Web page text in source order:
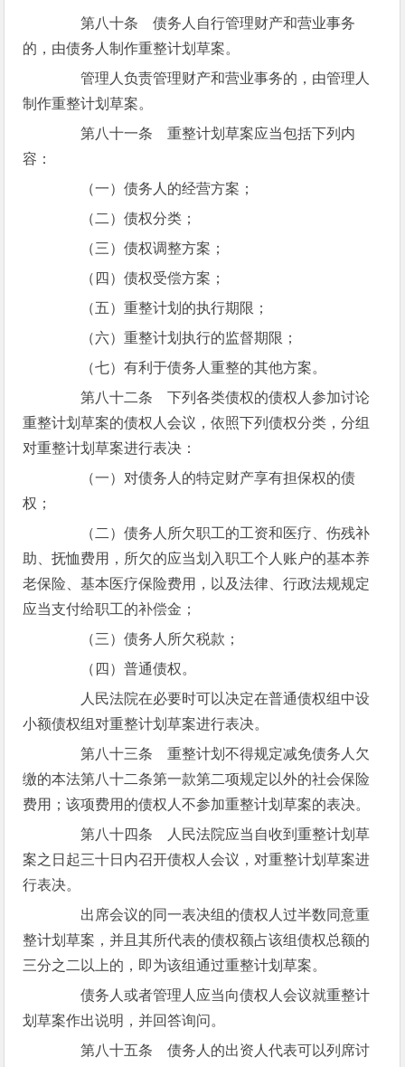
第八十条 债务人自行管理财产和营业事务
的，由债务人制作重整计划草案。
管理人负责管理财产和营业事务的，由管理人
制作重整计划草案。
第八十一条 重整计划草案应当包括下列内
容：
（一）债务人的经营方案；
（二）债权分类；
（三）债权调整方案；
（四）债权受偿方案；
（五）重整计划的执行期限；
（六）重整计划执行的监督期限；
（七）有利于债务人重整的其他方案。
第八十二条 下列各类债权的债权人参加讨论
重整计划草案的债权人会议，依照下列债权分类，分组
对重整计划草案进行表决：
（一）对债务人的特定财产享有担保权的债
权；
（二）债务人所欠职工的工资和医疗、伤残补
助、抚恤费用，所欠的应当划入职工个人账户的基本养
老保险、基本医疗保险费用，以及法律、行政法规规定
应当支付给职工的补偿金；
（三）债务人所欠税款；
（四）普通债权。
人民法院在必要时可以决定在普通债权组中设
小额债权组对重整计划草案进行表决。
第八十三条 重整计划不得规定减免债务人欠
缴的本法第八十二条第一款第二项规定以外的社会保险
费用；该项费用的债权人不参加重整计划草案的表决。
第八十四条 人民法院应当自收到重整计划草
案之日起三十日内召开债权人会议，对重整计划草案进
行表决。
出席会议的同一表决组的债权人过半数同意重
整计划草案，并且其所代表的债权额占该组债权总额的
三分之二以上的，即为该组通过重整计划草案。
债务人或者管理人应当向债权人会议就重整计
划草案作出说明，并回答询问。
第八十五条 债务人的出资人代表可以列席讨